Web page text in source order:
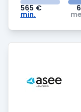
565 €
min.